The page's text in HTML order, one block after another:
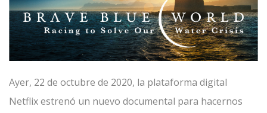
Ayer, 22 de octubre de 2020, la plataforma digital
Netflix estrenó un nuevo documental para hacernos